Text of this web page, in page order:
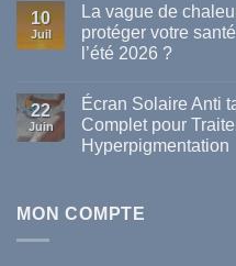
sur
meilleures
marques
disponibles
en
Tunisie
10
Juil
La vague de
protéger votre
l’été 2026 ?
sur
La
vague
de
comment
22
Juin
Écran Solaire Anti
Complet pour
Hyperpigmentation
Écran
Solaire
MON COMPTE